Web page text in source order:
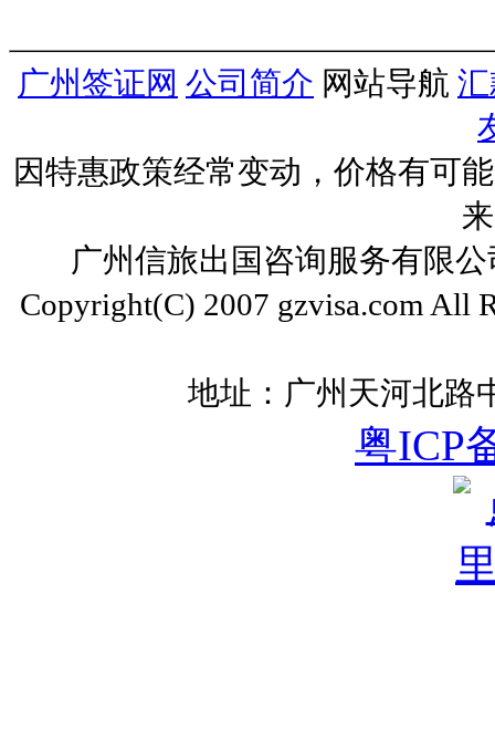
广州签证网 公司简介 网站导航
因特惠政策经常变动，价格有可
广州信旅出国咨询服务有限
Copyright(C) 2007 gzvisa.com All
地址：广州天河北路
粤ICP